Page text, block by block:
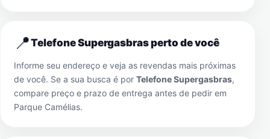
📍Telefone Supergasbras perto de você
Informe seu endereço e veja as revendas mais próximas
de você. Se a sua busca é por Telefone Supergasbras,
compare preço e prazo de entrega antes de pedir em
Parque Camélias.